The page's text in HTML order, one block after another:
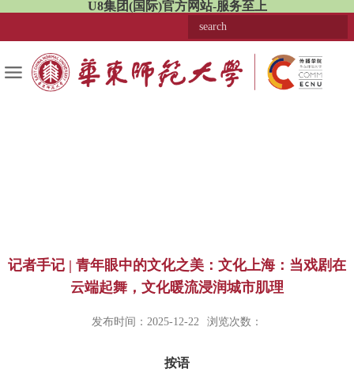
U8集团(国际)官方网站-服务至上
记者手记 | 青年眼中的文化之美：文化上海：当戏剧在
云端起舞，文化暖流浸润城市肌理
发布时间：2025-12-22 浏览次数：
按语